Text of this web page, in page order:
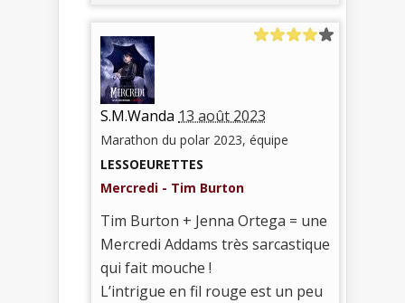
S.M.Wanda 13 août 2023
Marathon du polar 2023, équipe
LESSOEURETTES
Mercredi - Tim Burton
Tim Burton + Jenna Ortega = une
Mercredi Addams très sarcastique
qui fait mouche !
L’intrigue en fil rouge est un peu